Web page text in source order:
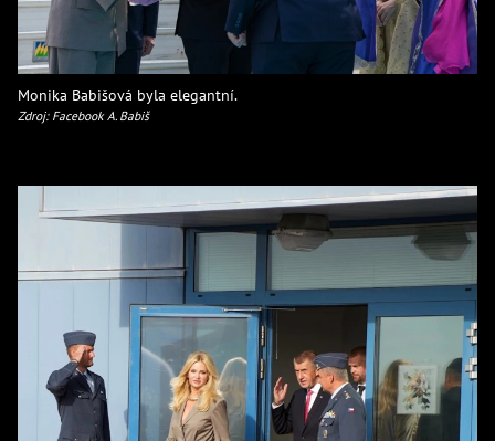
Monika Babišová byla elegantní.
Zdroj: Facebook A. Babiš